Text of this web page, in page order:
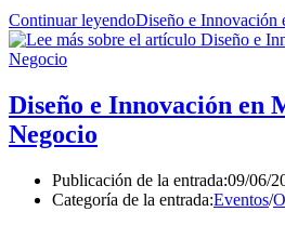
Continuar leyendoDiseño e Innovación
Diseño e Innovación en
Negocio
Publicación de la entrada:09/06/
Categoría de la entrada:Eventos/